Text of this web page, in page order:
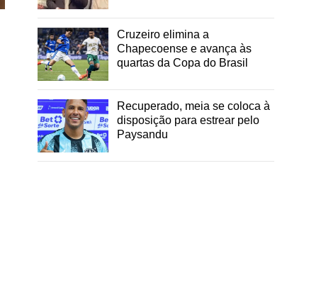
Cruzeiro elimina a
Chapecoense e avança às
quartas da Copa do Brasil
Recuperado, meia se coloca à
disposição para estrear pelo
Paysandu